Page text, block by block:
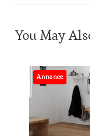
You May
Annonce